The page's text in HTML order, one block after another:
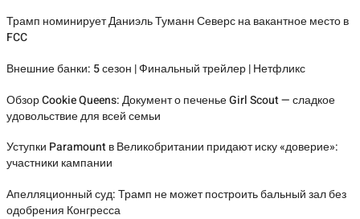
Трамп номинирует Даниэль Туманн Северс на вакантное место в
FCC
Внешние банки: 5 сезон | Финальный трейлер | Нетфликс
Обзор Cookie Queens: Документ о печенье Girl Scout — сладкое
удовольствие для всей семьи
Уступки Paramount в Великобритании придают иску «доверие»:
участники кампании
Апелляционный суд: Трамп не может построить бальный зал без
одобрения Конгресса